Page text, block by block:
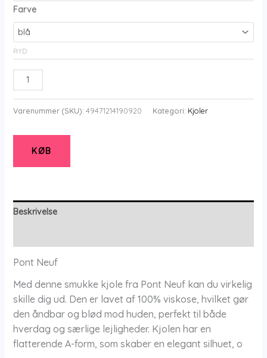
Farve
RYD
Pont
Neuf
-
-
Pndena
-
-
Pont
Neuf
antal
Varenummer (SKU): 49471214190920 Kategori: Kjoler
KØB
Beskrivelse
Pont Neuf
Med denne smukke kjole fra Pont Neuf kan du virkelig
skille dig ud. Den er lavet af 100% viskose, hvilket gør
den åndbar og blød mod huden, perfekt til både
hverdag og særlige lejligheder. Kjolen har en
flatterende A-form, som skaber en elegant silhuet, o